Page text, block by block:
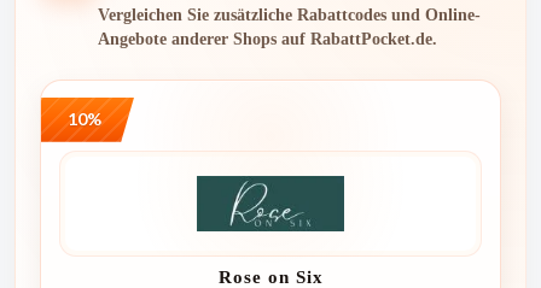
Vergleichen Sie zusätzliche Rabattcodes und Online-
Angebote anderer Shops auf RabattPocket.de.
10%
Rose on Six